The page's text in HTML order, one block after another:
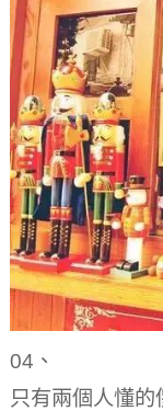
04、
只有兩個人懂的